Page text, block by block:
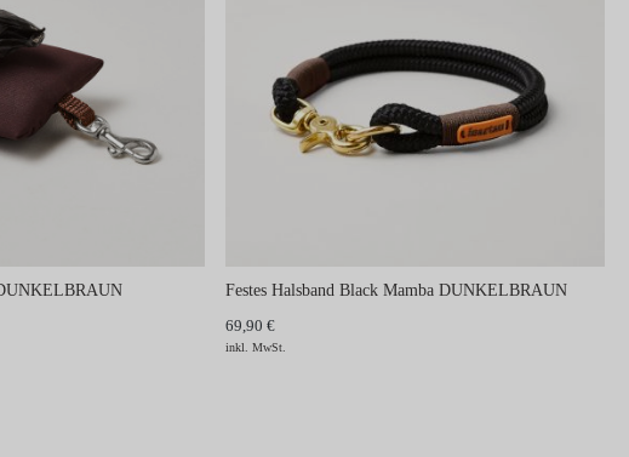
Festes Halsband Black Mamba DUNKELBRAUN
69,90 €
inkl. MwSt.